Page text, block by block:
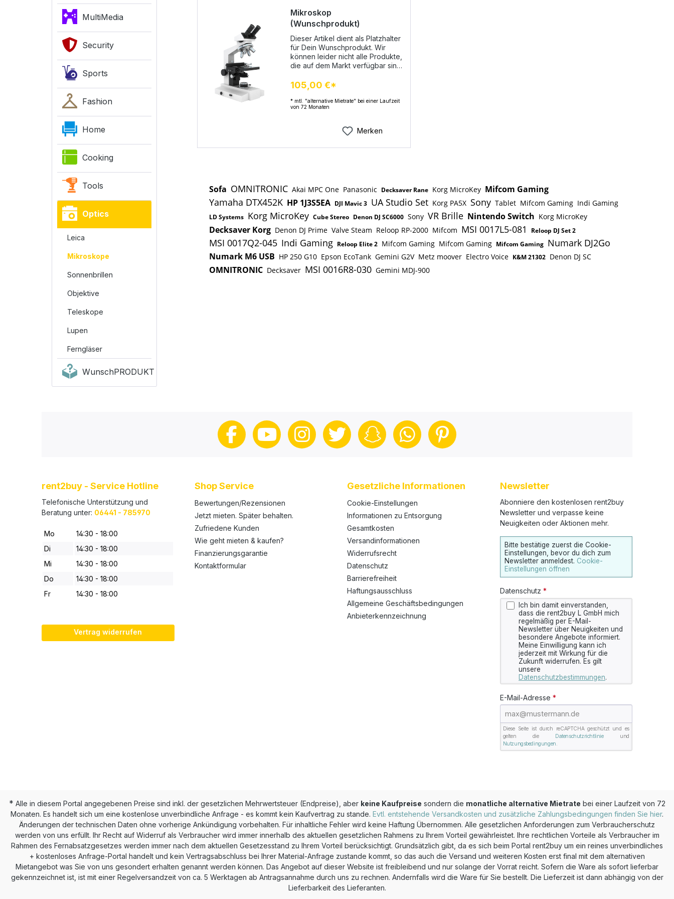
MultiMedia
Security
Sports
Fashion
Home
Cooking
Tools
Optics
Leica
Mikroskope
Sonnenbrillen
Objektive
Teleskope
Lupen
Ferngläser
WunschPRODUKT
Mikroskop
(Wunschprodukt)
Dieser Artikel dient als Platzhalter
für Dein Wunschprodukt. Wir
können leider nicht alle Produkte,
die auf dem Markt verfügbar sind
Daher bieten wir Dir hier die
Möglichkeit genau Dein
Wunschprodukt zu bestellen.So
funktionierts: Du legst das
Warenkorb und stellst eine
kostenlose und unverbindliche
Mietkaufanfrage. Daraufhin
am besten, wenn Du auf die
Bestätigungsmail, die Du nach
Deiner Bestellung erhältst,
antwortest. Die angegebenen
Kosten in diesem Artikel gelten
nur als Beispiel. Wenn Dein
Wunschprodukt günstiger ist,
sinkt natürlich auch die finale
prüfen zeitnah, ob wir den Artikel
105,00 €*
* mtl. "alternative Mietrate" bei einer Laufzeit
von 72 Monaten
Merken
Sofa OMNITRONIC Akai MPC One Panasonic Decksaver Rane Korg MicroKey Mifcom Gaming
Yamaha DTX452K HP 1J3S5EA DJI Mavic 3 UA Studio Set Korg PA5X Sony Tablet Mifcom Gaming Indi Gaming
LD Systems Korg MicroKey Cube Stereo Denon DJ SC6000 Sony VR Brille Nintendo Switch Korg MicroKey
Decksaver Korg Denon DJ Prime Valve Steam Reloop RP-2000 Mifcom MSI 0017L5-081 Reloop DJ Set 2
MSI 0017Q2-045 Indi Gaming Reloop Elite 2 Mifcom Gaming Mifcom Gaming Mifcom Gaming Numark DJ2Go
Numark M6 USB HP 250 G10 Epson EcoTank Gemini G2V Metz moover Electro Voice K&M 21302 Denon DJ SC
OMNITRONIC Decksaver MSI 0016R8-030 Gemini MDJ-900
rent2buy - Service Hotline
Telefonische Unterstützung und
Beratung unter: 06441 - 785970
Mo
14:30 - 18:00
Di
14:30 - 18:00
Mi
14:30 - 18:00
Do
14:30 - 18:00
Fr
14:30 - 18:00
Vertrag widerrufen
Shop Service
Bewertungen/Rezensionen
Jetzt mieten. Später behalten.
Zufriedene Kunden
Wie geht mieten & kaufen?
Finanzierungsgarantie
Kontaktformular
Gesetzliche Informationen
Cookie-Einstellungen
Informationen zu Entsorgung
Gesamtkosten
Versandinformationen
Widerrufsrecht
Datenschutz
Barrierefreiheit
Haftungsausschluss
Allgemeine Geschäftsbedingungen
Anbieterkennzeichnung
Newsletter
Abonniere den kostenlosen rent2buy
Newsletter und verpasse keine
Neuigkeiten oder Aktionen mehr.
Bitte bestätige zuerst die Cookie-
Einstellungen, bevor du dich zum
Newsletter anmeldest. Cookie-
Einstellungen öffnen
Datenschutz *
Ich bin damit einverstanden,
dass die rent2buy L GmbH mich
regelmäßig per E-Mail-
Newsletter über Neuigkeiten und
besondere Angebote informiert.
Meine Einwilligung kann ich
jederzeit mit Wirkung für die
Zukunft widerrufen. Es gilt
unsere
Datenschutzbestimmungen.
E-Mail-Adresse *
Diese Seite ist durch reCAPTCHA geschützt und es
gelten die Datenschutzrichtlinieund
Nutzungsbedingungen
* Alle in diesem Portal angegebenen Preise sind inkl. der gesetzlichen Mehrwertsteuer (Endpreise), aber keine Kaufpreise sondern die monatliche alternative Mietrate bei einer Laufzeit von 72
Monaten. Es handelt sich um eine kostenlose unverbindliche Anfrage - es kommt kein Kaufvertrag zu stande. Evtl. entstehende Versandkosten und zusätzliche Zahlungsbedingungen finden Sie hier.
Änderungen der technischen Daten ohne vorherige Ankündigung vorbehalten. Für inhaltliche Fehler wird keine Haftung Übernommen. Alle gesetzlichen Anforderungen zum Verbraucherschutz
werden von uns erfüllt. Ihr Recht auf Widerruf als Verbraucher wird immer innerhalb des aktuellen gesetzlichen Rahmens zu Ihrem Vorteil gewährleistet. Ihre rechtlichen Vorteile als Verbraucher im
Rahmen des Fernabsatzgesetzes werden immer nach dem aktuellen Gesetzesstand zu Ihrem Vorteil berücksichtigt. Grundsätzlich gibt, da es sich beim Portal rent2buy um ein reines unverbindliches
+ kostenloses Anfrage-Portal handelt und kein Vertragsabschluss bei Ihrer Material-Anfrage zustande kommt, so das auch die Versand und weiteren Kosten erst final mit dem alternativen
Mietangebot was Sie von uns gesondert erhalten genannt werden können. Das Angebot auf dieser Website ist freibleibend und nur solange der Vorrat reicht. Sofern die Ware als sofort lieferbar
gekennzeichnet ist, ist mit einer Regelversandzeit von ca. 5 Werktagen ab Antragsannahme durch uns zu rechnen. Andernfalls wird die Ware für Sie bestellt. Die Lieferzeit ist dann abhängig von der
Lieferbarkeit des Lieferanten.